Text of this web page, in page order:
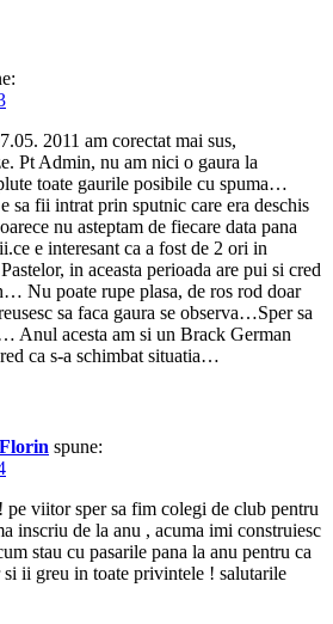
2011 am corectat mai sus,
Pt Admin, nu am nici o gaura la
toate gaurile posibile cu spuma…
sa fii intrat prin sputnic care era deschis
nu asteptam de fiecare data pana
e interesant ca a fost de 2 ori in
in aceasta perioada are pui si cred
Nu poate rupe plasa, de ros rod doar
sa faca gaura se observa…Sper sa
Anul acesta am si un Brack German
ca s-a schimbat situatia…
spune:
pe viitor sper sa fim colegi de club pentru
inscriu de la anu , acuma imi construiesc
stau cu pasarile pana la anu pentru ca
si ii greu in toate privintele ! salutarile